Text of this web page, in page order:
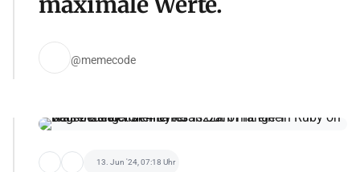
@memecode
13. Jun '24, 07:18 Uhr